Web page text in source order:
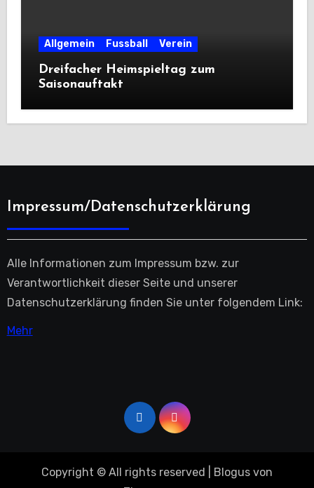
Allgemein Fussball Verein
Dreifacher Heimspieltag zum
Saisonauftakt
Impressum/Datenschutzerklärung
Alle Informationen zum Impressum bzw. zur
Verantwortlichkeit dieser Seite und unserer
Datenschutzerklärung finden Sie unter folgendem Link:
Mehr
Copyright © All rights reserved Blogus von